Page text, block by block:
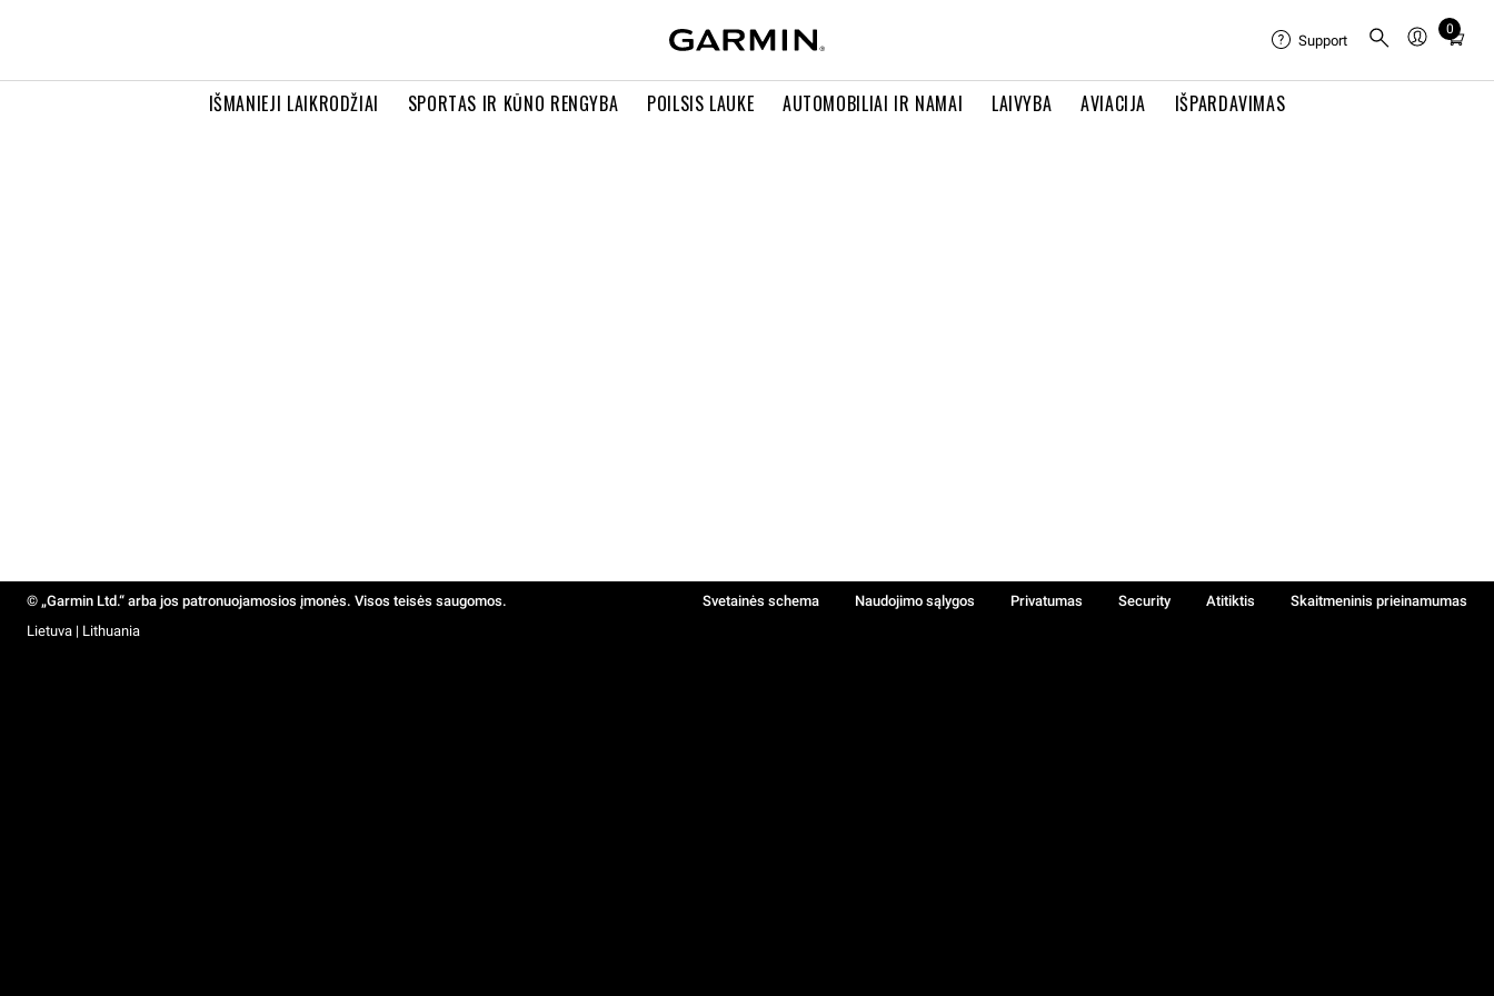
IŠMANIEJI LAIKRODŽIAI SPORTAS IR KŪNO RENGYBA POILSIS LAUKE AUTOMOBILIAI IR NAMAI LAIVYBA AVIACIJA IŠPARDAVIMAS
Support
0
Total
in
© „Garmin Ltd.“ arba jos patronuojamosios įmonės. Visos teisės saugomos. Svetainės schema Naudojimo sąlygos Privatumas Security Atitiktis
Skaitmeninis prieinamumas
Lietuva | Lithuania